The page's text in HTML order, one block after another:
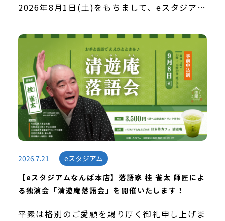
2026年8月1日(土)をもちまして、eスタジアム
年を迎えました。この節目を迎えることができ
ま […]
2026.7.21
eスタジアム
【eスタジアムなんば本店】落語家 桂 雀太 師匠によ
る独演会「清遊庵落語会」を開催いたします！
平素は格別のご愛顧を賜り厚く御礼申し上げま